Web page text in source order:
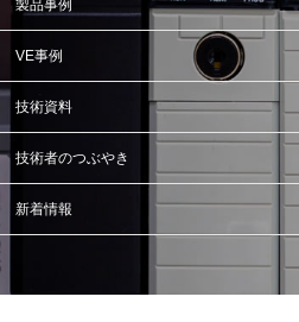
製品事例
VE事例
技術資料
技術者のつぶやき
新着情報